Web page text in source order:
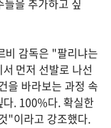
을 추가하고 싶
비 감독은 "팔리냐는
먼저 선발로 나선
을 바라보는 과정 속
. 100%다. 확실한
"이라고 강조했다.